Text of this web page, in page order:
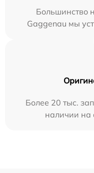
Большинство
Gaggenau мы
Более 20 тыс.
наличии на